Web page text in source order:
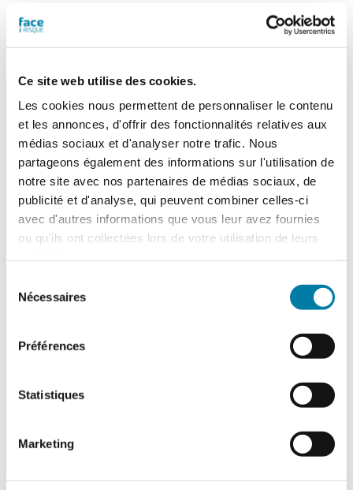
Ce site web utilise des cookies.
Les cookies nous permettent de personnaliser le contenu
et les annonces, d'offrir des fonctionnalités relatives aux
médias sociaux et d'analyser notre trafic. Nous
partageons également des informations sur l'utilisation de
notre site avec nos partenaires de médias sociaux, de
publicité et d'analyse, qui peuvent combiner celles-ci
avec d'autres informations que vous leur avez fournies
ou qu'ils ont collectées lors de votre utilisation de leurs
Nécessaires
Préférences
Statistiques
Marketing
Bernard Jaguenaud – Rédacteur en chef